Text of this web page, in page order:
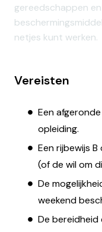
gereedschappen
netjes kunt werken.
Vereisten
Een
opleiding.
Een rijbewijs
(of de wil om
De
weekend
De bereidheid